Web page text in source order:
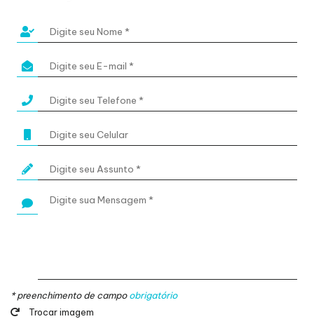
* preenchimento de campoobrigatório
Trocar imagem